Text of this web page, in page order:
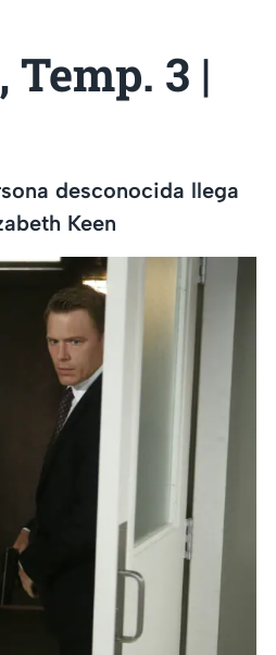
3 |
desconocida llega
Keen